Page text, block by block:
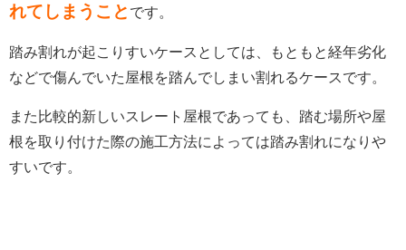
れてしまうこと です。
踏み割れが起こりすいケースとしては、もともと経年劣化
などで傷んでいた屋根を踏んでしまい割れるケースです。
また比較的新しいスレート屋根であっても、踏む場所や屋
根を取り付けた際の施工方法によっては踏み割れになりや
すいです。